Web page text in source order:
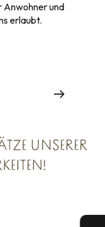
Anwohner und
erlaubt.
UNSERER